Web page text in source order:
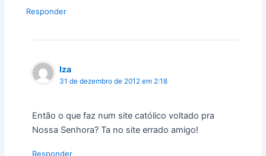
Responder
Iza
31 de dezembro de 2012 em 2:18
Então o que faz num site católico voltado pra
Nossa Senhora? Ta no site errado amigo!
Responder